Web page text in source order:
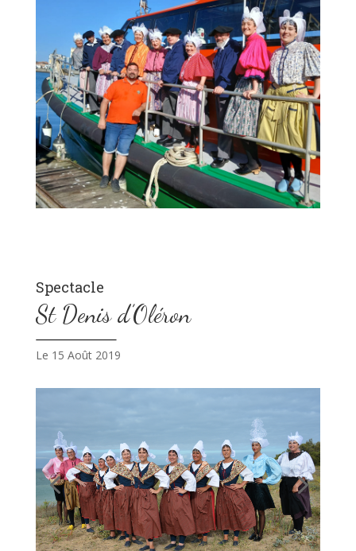
Spectacle
St Denis d’Oléron
Le 15 Août 2019